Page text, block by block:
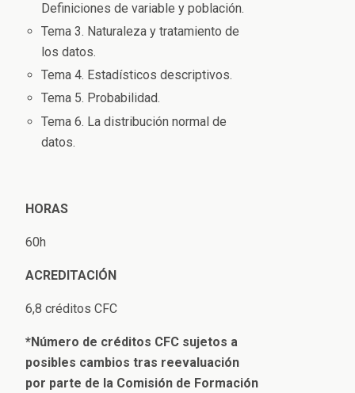
Definiciones de variable y población.
Tema 3. Naturaleza y tratamiento de
los datos.
Tema 4. Estadísticos descriptivos.
Tema 5. Probabilidad.
Tema 6. La distribución normal de
datos.
HORAS
60h
ACREDITACIÓN
6,8 créditos CFC
*Número de créditos CFC sujetos a
posibles cambios tras reevaluación
por parte de la Comisión de Formación